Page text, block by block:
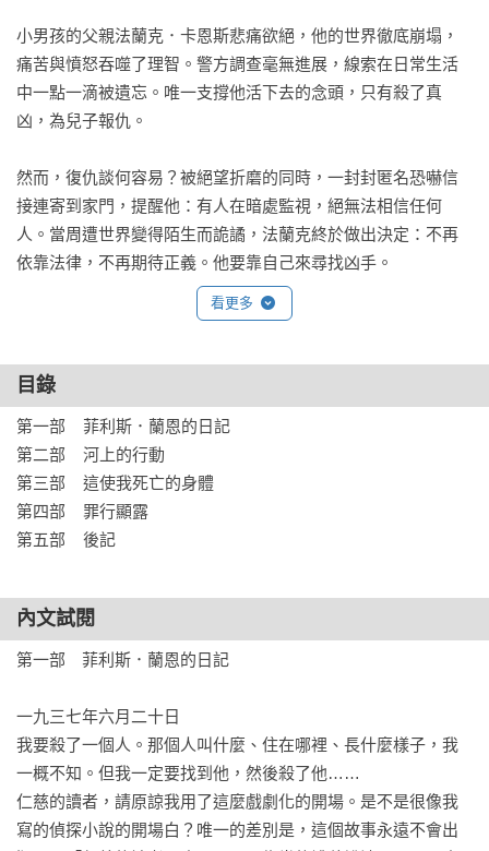
小男孩的父親法蘭克．卡恩斯悲痛欲絕，他的世界徹底崩塌，
痛苦與憤怒吞噬了理智。警方調查毫無進展，線索在日常生活
中一點一滴被遺忘。唯一支撐他活下去的念頭，只有殺了真
凶，為兒子報仇。
然而，復仇談何容易？被絕望折磨的同時，一封封匿名恐嚇信
接連寄到家門，提醒他：有人在暗處監視，絕無法相信任何
人。當周遭世界變得陌生而詭譎，法蘭克終於做出決定：不再
依靠法律，不再期待正義。他要靠自己來尋找凶手。
他隱姓埋名，將自己想像成凶手，一步步探尋蛛絲馬跡，終於
成了他的共犯，他在其中寫下憤怒、懷疑，甚至幻想著凶手死
亡時的場景。他深知這不是小說，而是真實的復仇。
詭異的是，在法蘭克預謀犯案的那天，形跡敗露的他致使行凶
失敗，該死的人卻還是死了──另一個殺人計畫成功了！
凶手到底是誰？成為頭號嫌疑犯的法蘭克為了洗清罪嫌，請來
的謎案也於焉展開……
看更多
目錄
第一部    菲利斯．蘭恩的日記
第二部    河上的行動
第三部    這使我死亡的身體
第四部    罪行顯露
第五部    後記
內文試閱
第一部　菲利斯．蘭恩的日記
一九三七年六月二十日
我要殺了一個人。那個人叫什麼、住在哪裡、長什麼樣子，我
一概不知。但我一定要找到他，然後殺了他……
仁慈的讀者，請原諒我用了這麼戲劇化的開場。是不是很像我
寫的偵探小說的開場白？唯一的差別是，這個故事永遠不會出